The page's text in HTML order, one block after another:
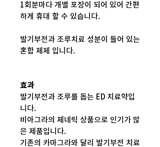
1회분마다 개별 포장이 되어 있어 간편
하게 휴대 할 수 있습니다.
발기부전과 조루치료 성분이 들어 있는
혼합 제제 입니다.
효과
발기부전과 조루를 돕는 ED 치료약입
니다.
비아그라의 제네릭 상품으로 인기가 많
은 제품입니다.
기존의 카마그라와 달리 발기부전 치료